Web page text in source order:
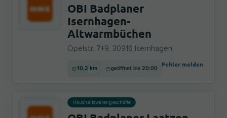
OBI Badplaner
Isernhagen-
Altwarmbüchen
Opelstr. 7+9, 30916 Isernhagen
10,2 km geöffnet bis 20:00
Fehler melden
Haushaltswarengeschäfte